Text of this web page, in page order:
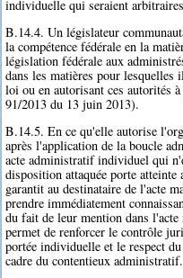
individuelle qui seraient
B.14.4. Un législateur
la compétence fédérale en la
législation fédérale aux
dans les matières pour lesquelles
loi ou en autorisant ces autorités
91/2013 du 13 juin 2013).
B.14.5. En ce qu'elle autorise
après l'application de la boucle
acte administratif individuel qui
disposition attaquée porte
garantit au destinataire de l'acte
prendre immédiatement
du fait de leur mention dans
permet de renforcer le contrôle
portée individuelle et le respect
cadre du contentieux administratif.